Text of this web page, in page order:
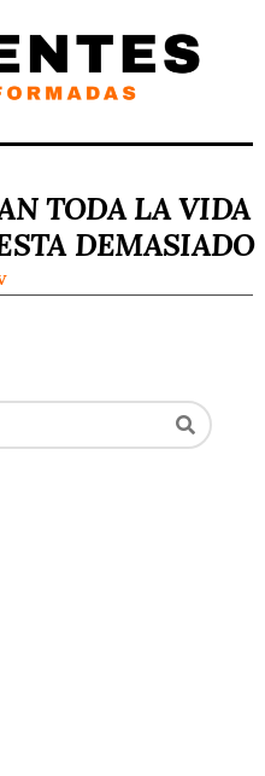
TODA LA VIDA
DEMASIADO